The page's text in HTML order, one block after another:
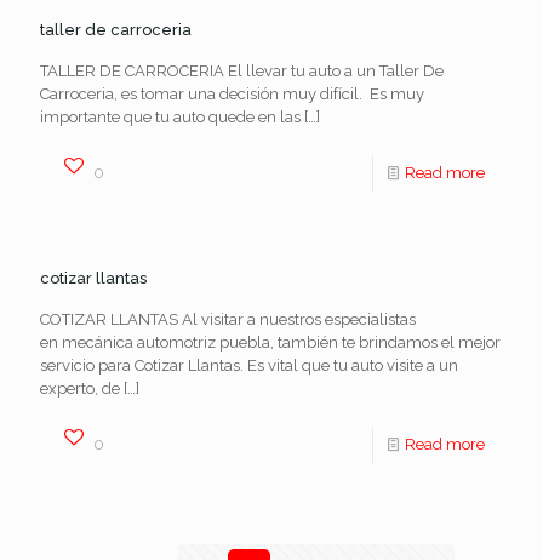
taller de carroceria
TALLER DE CARROCERIA El llevar tu auto a un Taller De
Carroceria, es tomar una decisión muy difícil. Es muy
importante que tu auto quede en las […]
0 Read more
cotizar llantas
COTIZAR LLANTAS Al visitar a nuestros especialistas
en mecánica automotriz puebla, también te brindamos el mejor
servicio para Cotizar Llantas. Es vital que tu auto visite a un
experto, de […]
0 Read more